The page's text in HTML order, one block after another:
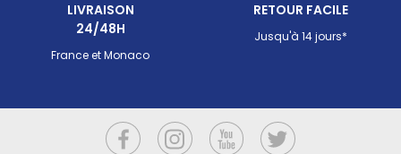
LIVRAISON
24/48H
France et Monaco
RETOUR FACILE
Jusqu'à 14 jours*